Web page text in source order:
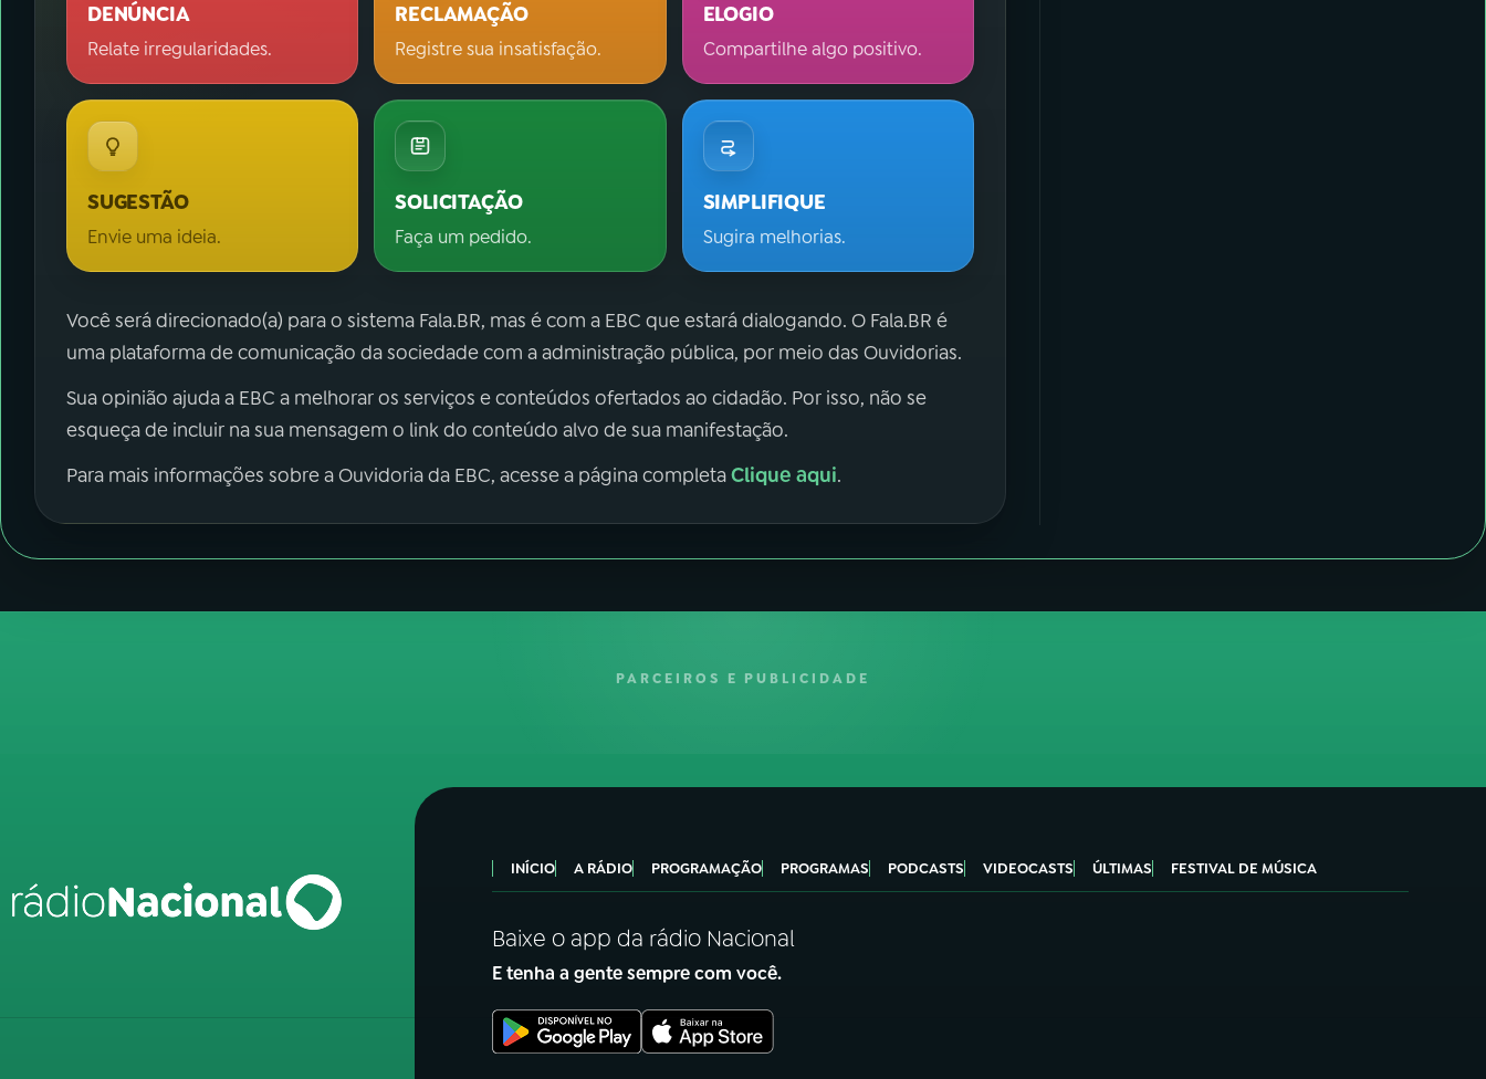
DENÚNCIA
Relate irregularidades.
RECLAMAÇÃO
Registre sua insatisfação.
ELOGIO
Compartilhe algo positivo.
SUGESTÃO
Envie uma ideia.
SOLICITAÇÃO
Faça um pedido.
SIMPLIFIQUE
Sugira melhorias.
Você será direcionado(a) para o sistema Fala.BR, mas é com a EBC que estará dialogando. O Fala.BR é
uma plataforma de comunicação da sociedade com a administração pública, por meio das Ouvidorias.
Sua opinião ajuda a EBC a melhorar os serviços e conteúdos ofertados ao cidadão. Por isso, não se
esqueça de incluir na sua mensagem o link do conteúdo alvo de sua manifestação.
Para mais informações sobre a Ouvidoria da EBC, acesse a página completaClique aqui.
PARCEIROS E PUBLICIDADE
INÍCIO A RÁDIO PROGRAMAÇÃO PROGRAMAS PODCASTS VIDEOCASTS ÚLTIMAS FESTIVAL DE MÚSICA
Baixe o app da rádio Nacional
E tenha a gente sempre com você.